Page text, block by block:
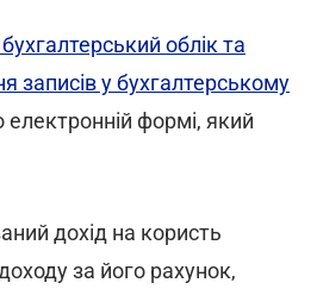
облік та
записів у бухгалтерському
формі, який
дохід на користь
за його рахунок,